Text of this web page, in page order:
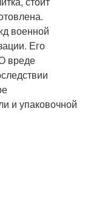
военной
Его
вреде
и упаковочной